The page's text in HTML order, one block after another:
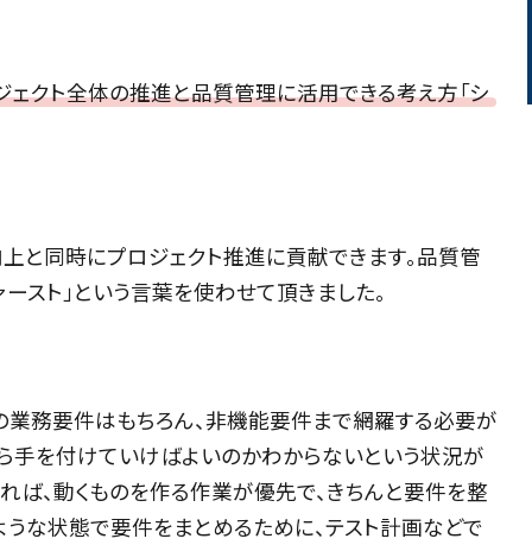
ェクト全体の推進と品質管理に活用できる考え方「シ
と同時にプロジェクト推進に貢献できます。品質管
スト」という言葉を使わせて頂きました。
務要件はもちろん、非機能要件まで網羅する必要が
手を付けていけばよいのかわからないという状況が
ば、動くものを作る作業が優先で、きちんと要件を整
な状態で要件をまとめるために、テスト計画などで